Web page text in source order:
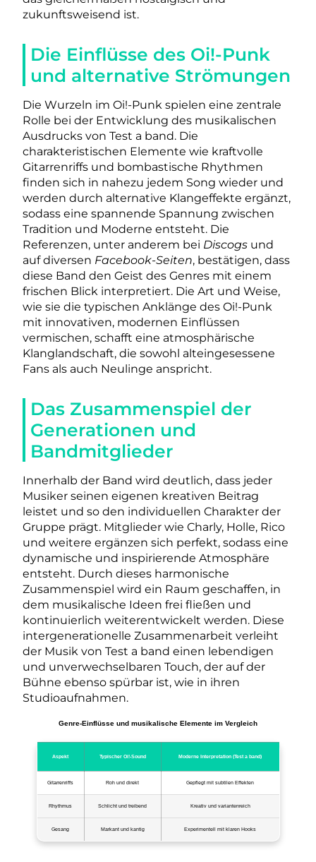
zukunftsweisend ist.
Die Einflüsse des Oi!-Punk
und alternative Strömungen
Die Wurzeln im Oi!-Punk spielen eine zentrale
Rolle bei der Entwicklung des musikalischen
Ausdrucks von Test a band. Die
charakteristischen Elemente wie kraftvolle
Gitarrenriffs und bombastische Rhythmen
finden sich in nahezu jedem Song wieder und
werden durch alternative Klangeffekte ergänzt,
sodass eine spannende Spannung zwischen
Tradition und Moderne entsteht. Die
Referenzen, unter anderem bei Discogs und
auf diversen Facebook-Seiten, bestätigen, dass
diese Band den Geist des Genres mit einem
frischen Blick interpretiert. Die Art und Weise,
wie sie die typischen Anklänge des Oi!-Punk
mit innovativen, modernen Einflüssen
vermischen, schafft eine atmosphärische
Klanglandschaft, die sowohl alteingesessene
Fans als auch Neulinge anspricht.
Das Zusammenspiel der
Generationen und
Bandmitglieder
Innerhalb der Band wird deutlich, dass jeder
Musiker seinen eigenen kreativen Beitrag
leistet und so den individuellen Charakter der
Gruppe prägt. Mitglieder wie Charly, Holle, Rico
und weitere ergänzen sich perfekt, sodass eine
dynamische und inspirierende Atmosphäre
entsteht. Durch dieses harmonische
Zusammenspiel wird ein Raum geschaffen, in
dem musikalische Ideen frei fließen und
kontinuierlich weiterentwickelt werden. Diese
intergenerationelle Zusammenarbeit verleiht
der Musik von Test a band einen lebendigen
und unverwechselbaren Touch, der auf der
Bühne ebenso spürbar ist, wie in ihren
Studioaufnahmen.
Genre-Einflüsse und musikalische Elemente im Vergleich
Aspekt Typischer Oi!-Sound Moderne Interpretation (Test a band)
Gitarrenriffs Roh und direkt Gepflegt mit subtilen Effekten
Rhythmus Schlicht und treibend Kreativ und variantenreich
Gesang Markant und kantig Experimentell mit klaren Hooks